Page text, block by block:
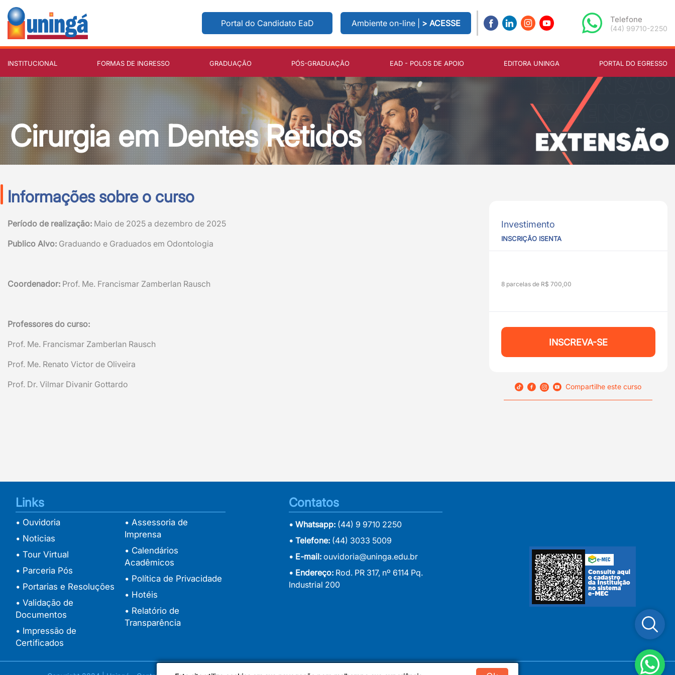
Portal do Candidato EaD Ambiente on-line | > ACESSE Telefone
(44) 99710-2250
INSTITUCIONAL FORMAS DE INGRESSO GRADUAÇÃO PÓS-GRADUAÇÃO EAD - POLOS DE APOIO EDITORA UNINGA PORTAL DO EGRESSO
Cirurgia em Dentes Retidos
Informações sobre o curso
Período de realização: Maio de 2025 a dezembro de 2025
Publico Alvo: Graduando e Graduados em Odontologia
Coordenador: Prof. Me. Francismar Zamberlan Rausch
Professores do curso:
Prof. Me. Francismar Zamberlan Rausch
Prof. Me. Renato Victor de Oliveira
Prof. Dr. Vilmar Divanir Gottardo
Investimento
INSCRIÇÃO ISENTA
8 parcelas de R$ 700,00
INSCREVA-SE
Compartilhe este curso
Links
• Ouvidoria
• Noticias
• Tour Virtual
• Parceria Pós
• Portarias e Resoluções
• Validação de
Documentos
• Impressão de
Certificados
• Assessoria de
Imprensa
• Calendários
Acadêmicos
• Política de Privacidade
• Hotéis
• Relatório de
Transparência
Contatos
• Whatsapp: (44) 9 9710 2250
• Telefone: (44) 3033 5009
• E-mail: ouvidoria@uninga.edu.br
• Endereço: Rod. PR 317, nº 6114 Pq.
Industrial 200